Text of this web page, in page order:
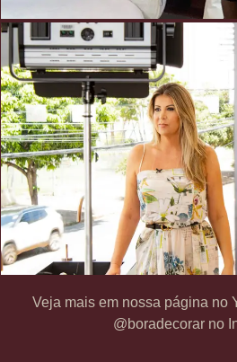
Veja mais em nossa página no
@boradecorar no